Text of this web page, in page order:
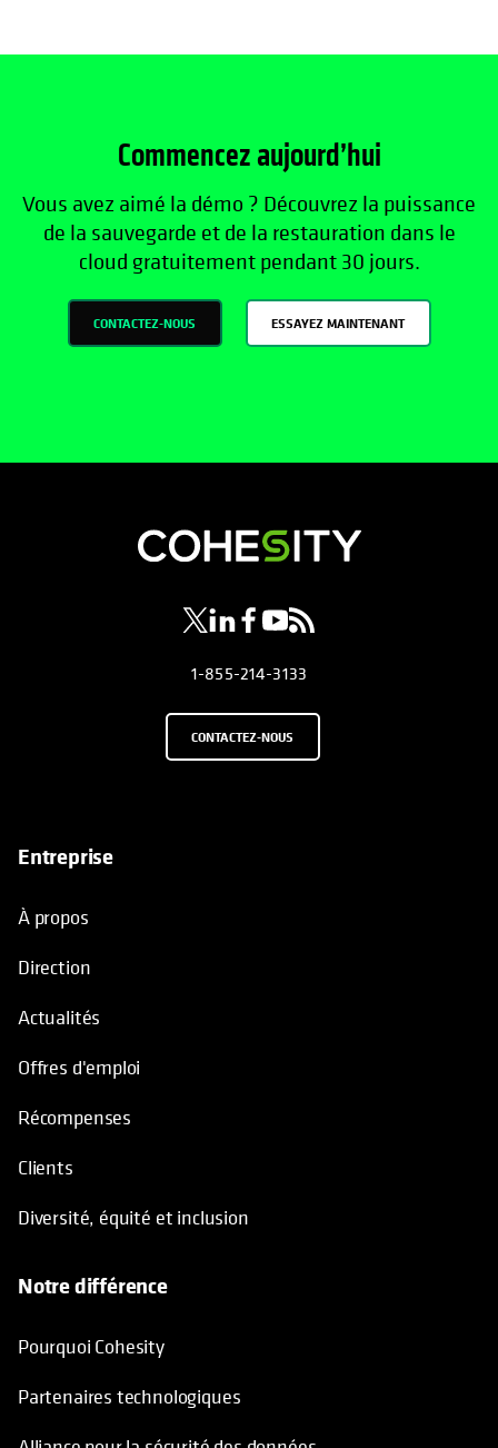
Commencez aujourd’hui
Vous avez aimé la démo ? Découvrez la puissance
de la sauvegarde et de la restauration dans le
cloud gratuitement pendant 30 jours.
CONTACTEZ-NOUS ESSAYEZ MAINTENANT
s’ouvre dans un nouvel onglet
s’ouvre dans un nouvel onglet
s’ouvre dans un nouvel onglet
s’ouvre dans un nouvel
s’ouvre dans un nouvel
1-855-214-3133
CONTACTEZ-NOUS
Entreprise
À propos
Direction
Actualités
Offres d'emploi
Récompenses
Clients
Diversité, équité et inclusion
Notre différence
Pourquoi Cohesity
Partenaires technologiques